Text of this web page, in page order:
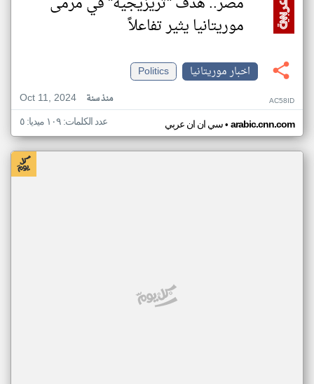
موريتانيا يثير تفاعلاً
اخبار موريتانيا
Politics
Oct 11, 2024
منذ سنة AC58ID
سي ان ان عربي• arabic.cnn.com عدد الكلمات: ١٠٩ ميديا: ٥